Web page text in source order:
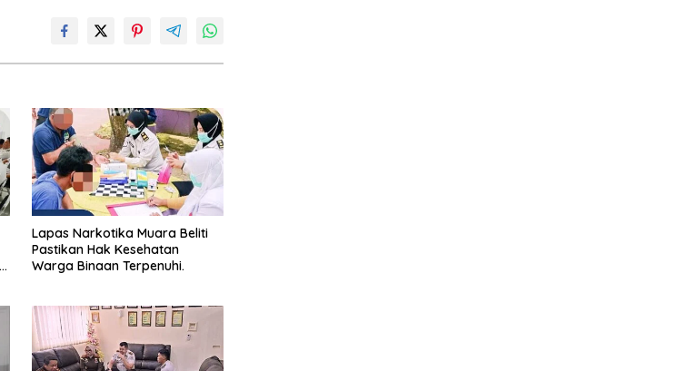
Lapas Narkotika Muara Beliti
Pastikan Hak Kesehatan
Warga Binaan Terpenuhi.